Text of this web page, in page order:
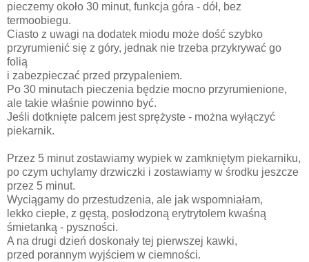
pieczemy około 30 minut, funkcja góra - dół, bez
termoobiegu.
Ciasto z uwagi na dodatek miodu może dość szybko
przyrumienić się z góry, jednak nie trzeba przykrywać go
folią
i zabezpieczać przed przypaleniem.
Po 30 minutach pieczenia będzie mocno przyrumienione,
ale takie właśnie powinno być.
Jeśli dotknięte palcem jest sprężyste - można wyłączyć
piekarnik.
Przez 5 minut zostawiamy wypiek w zamkniętym piekarniku,
po czym uchylamy drzwiczki i zostawiamy w środku jeszcze
przez 5 minut.
Wyciągamy do przestudzenia, ale jak wspomniałam,
lekko ciepłe, z gęstą, posłodzoną erytrytolem kwaśną
śmietanką - pyszności.
A na drugi dzień doskonały tej pierwszej kawki,
przed porannym wyjściem w ciemności.